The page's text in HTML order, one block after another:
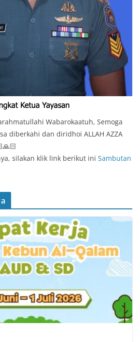
Wabarokaatuh, Semoga
diberkahi dan diridhoi ALLAH AZZA
silakan klik link berikut ini Sambutan